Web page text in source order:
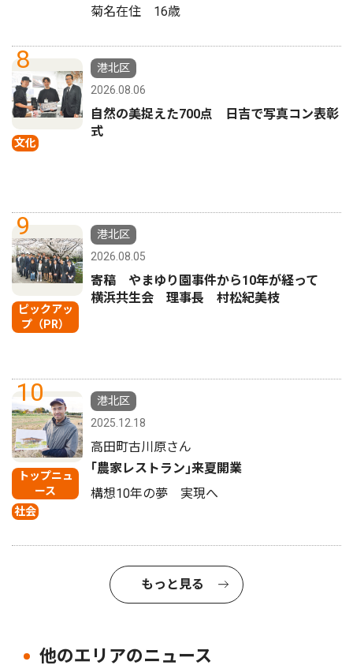
菊名在住 16歳
8
文化
港北区
2026.08.06
自然の美捉えた700点 日吉で写真コン表彰
式
9
ピックアッ
プ（PR）
港北区
2026.08.05
寄稿 やまゆり園事件から10年が経って
横浜共生会 理事長 村松紀美枝
10
トップニュ
ース
社会
港北区
2025.12.18
高田町古川原さん
｢農家レストラン｣来夏開業
構想10年の夢 実現へ
もっと見る
他のエリアのニュース